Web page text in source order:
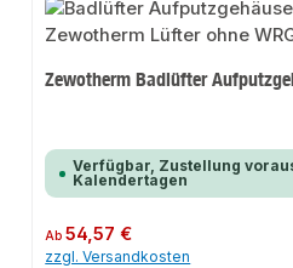
Zewotherm Badlüfter
Verfügbar, Zustellung
Kalendertagen
Regulärer Preis:
Ab54,57 €
zzgl. Versandkosten